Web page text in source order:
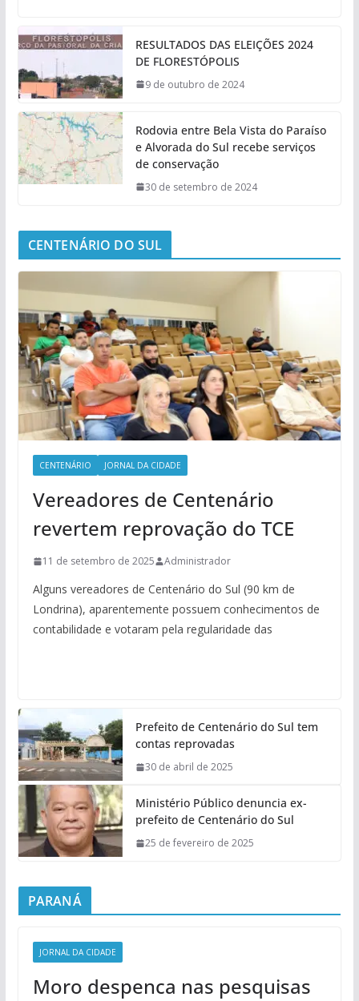
RESULTADOS DAS ELEIÇÕES 2024
DE FLORESTÓPOLIS
9 de outubro de 2024
Rodovia entre Bela Vista do Paraíso
e Alvorada do Sul recebe serviços
de conservação
30 de setembro de 2024
CENTENÁRIO DO SUL
CENTENÁRIO JORNAL DA CIDADE
Vereadores de Centenário
revertem reprovação do TCE
11 de setembro de 2025 Administrador
Alguns vereadores de Centenário do Sul (90 km de
Londrina), aparentemente possuem conhecimentos de
contabilidade e votaram pela regularidade das
Prefeito de Centenário do Sul tem
contas reprovadas
30 de abril de 2025
Ministério Público denuncia ex-
prefeito de Centenário do Sul
25 de fevereiro de 2025
PARANÁ
JORNAL DA CIDADE
Moro despenca nas pesquisas